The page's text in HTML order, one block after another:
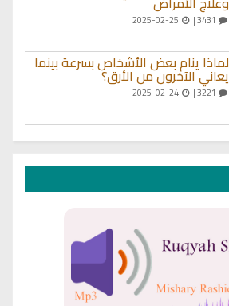
لماذا ينام بعض الأشخاص بسرعة بينما
يعاني الآخرون من الأرق؟
2025-02-24